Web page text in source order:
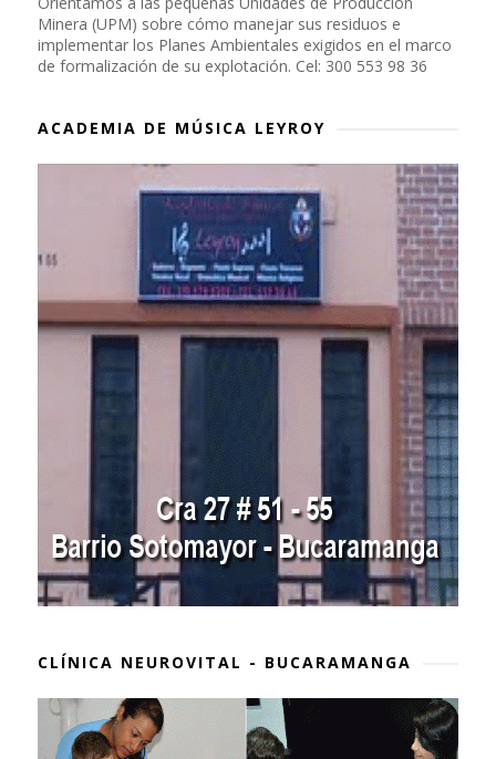
Minera (UPM) sobre cómo manejar sus residuos e
implementar los Planes Ambientales exigidos en el marco
de formalización de su explotación. Cel: 300 553 98 36
ACADEMIA DE MÚSICA LEYROY
CLÍNICA NEUROVITAL - BUCARAMANGA